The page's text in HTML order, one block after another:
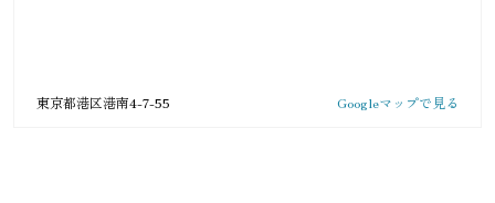
東京都港区港南4-7-55 Googleマップで見る